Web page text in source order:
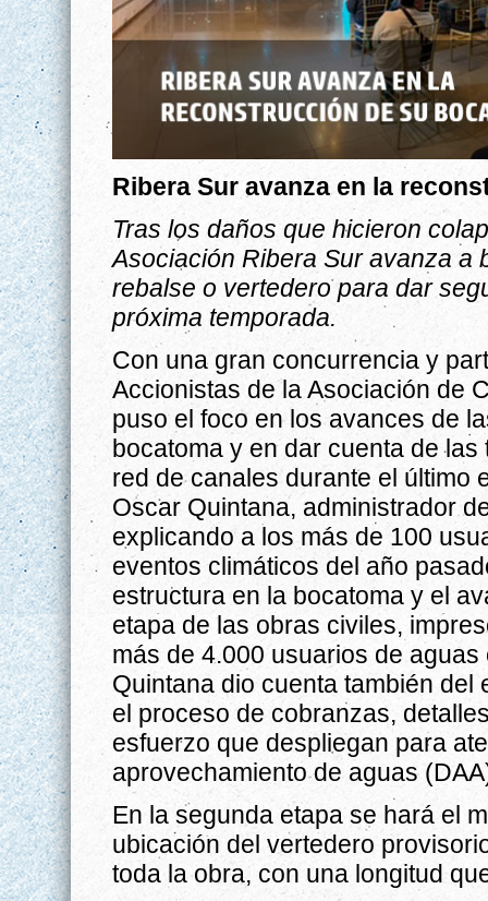
Ribera Sur avanza en la
Tras los daños que hicieron
Asociación Ribera Sur avanza a
rebalse o vertedero para dar
próxima temporada.
Con una gran concurrencia y
Accionistas de la Asociación de
puso el foco en los avances de
bocatoma y en dar cuenta de
red de canales durante el último
Oscar Quintana, administrador
explicando a los más de 100
eventos climáticos del año
estructura en la bocatoma y el
etapa de las obras civiles,
más de 4.000 usuarios de
Quintana dio cuenta también
el proceso de cobranzas,
esfuerzo que despliegan para
aprovechamiento de aguas
En la segunda etapa se hará el
ubicación del vertedero
toda la obra, con una longitud